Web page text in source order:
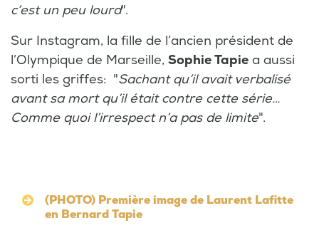
c’est un peu lourd".
Sur Instagram, la fille de l’ancien président de
l’Olympique de Marseille, Sophie Tapie a aussi
sorti les griffes: "Sachant qu’il avait verbalisé
avant sa mort qu’il était contre cette série…
Comme quoi l’irrespect n’a pas de limite".
(PHOTO) Première image de Laurent Lafitte
en Bernard Tapie